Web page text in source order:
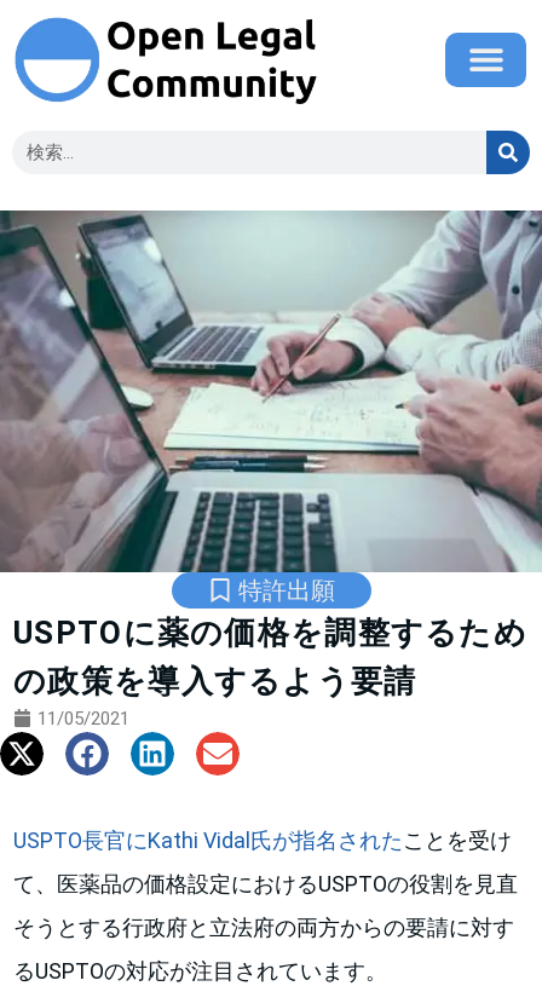
特許出願
USPTOに薬の価格を調整するため
の政策を導入するよう要請
11/05/2021
USPTO長官にKathi Vidal氏が指名されたことを受け
て、医薬品の価格設定におけるUSPTOの役割を見直
そうとする行政府と立法府の両方からの要請に対す
るUSPTOの対応が注目されています。